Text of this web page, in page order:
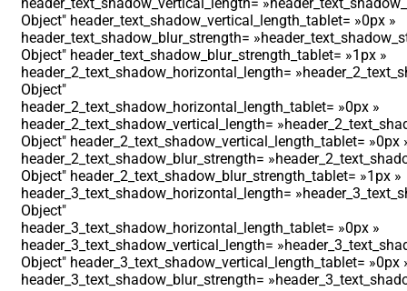
header_text_shadow_vertical_length=
Object″ header_text_shadow_vertical_length_tablet= »0px »
header_text_shadow_blur_strength=
Object″ header_text_shadow_blur_strength_tablet= »1px »
header_2_text_shadow_horizontal_length=
Object″
header_2_text_shadow_horizontal_length_tablet= »0px »
header_2_text_shadow_vertical_length=
Object″ header_2_text_shadow_vertical_length_tablet= »0px
header_2_text_shadow_blur_strength=
Object″ header_2_text_shadow_blur_strength_tablet= »1px »
header_3_text_shadow_horizontal_length=
Object″
header_3_text_shadow_horizontal_length_tablet= »0px »
header_3_text_shadow_vertical_length=
Object″ header_3_text_shadow_vertical_length_tablet= »0px
header_3_text_shadow_blur_strength=